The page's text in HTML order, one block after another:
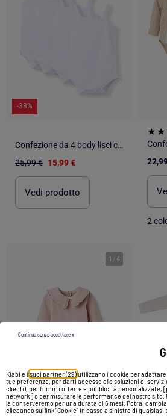
Kiabi e i suoi partner (29)utilizzano i cookie per
tue preferenze, per darti accesso alle soluzioni di
clienti), per fornirti offerte e pubblicità personalizzate,
network ] o per misurare le performance del nostro
la conserveremo per una durata di 6 mesi. Potrai
cliccando sul link "Cookie" in basso a sinistra di qualsiasi
Continua senza accettare x
-38%
Confezione da 4 body lisci con spalline
25,99 € 15,99 €
Vedi prodotto
2
1 /4